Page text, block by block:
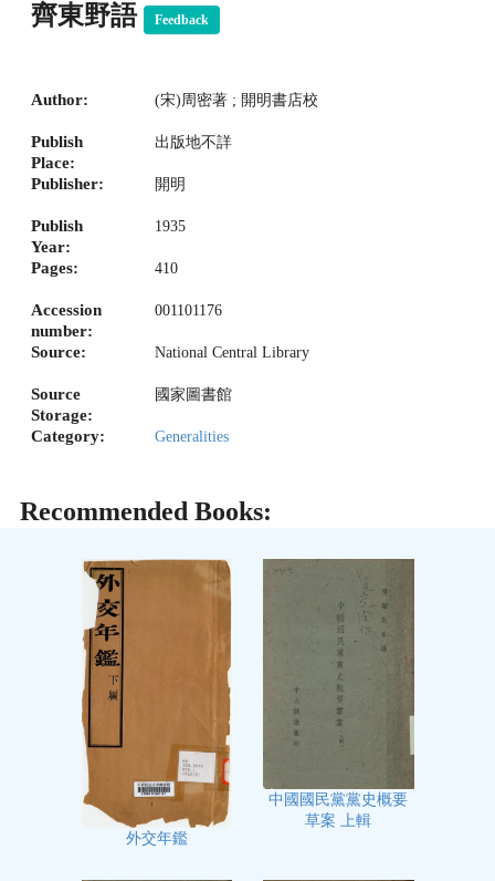
齊東野語 Feedback
Author: (宋)周密著 ; 開明書店校
Publish
Place:
出版地不詳
Publisher: 開明
Publish
Year:
1935
Pages: 410
Accession
number:
001101176
Source: National Central Library
Source
Storage:
國家圖書館
Category: Generalities
Recommended Books:
外交年鑑
中國國民黨黨史概要
草案 上輯